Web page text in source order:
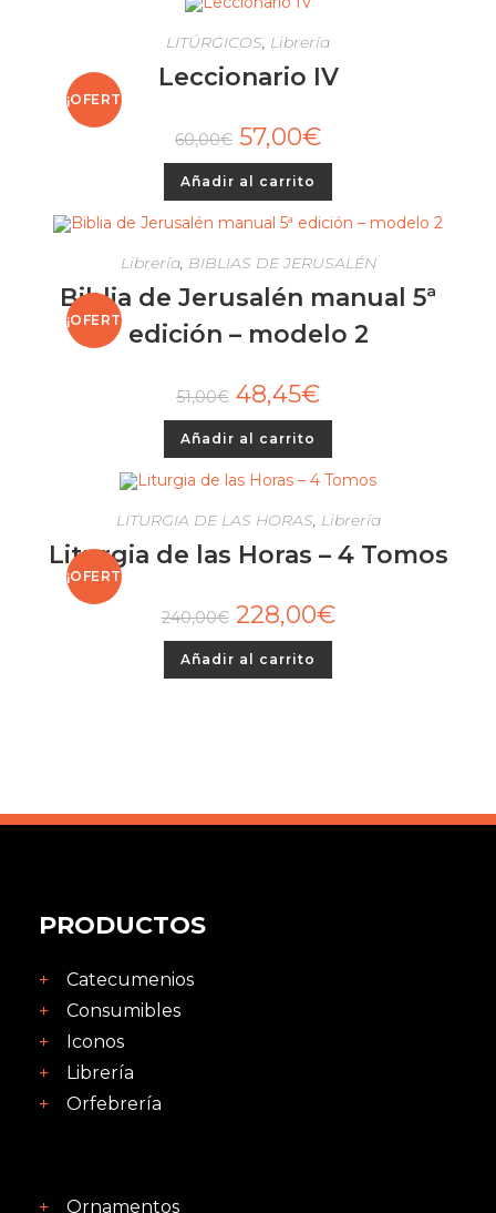
¡OFERT
LITÚRGICOS, Librería
Leccionario IV
60,00€ 57,00€
Añadir al carrito
¡OFERT
Librería, BIBLIAS DE JERUSALÉN
Biblia de Jerusalén manual 5ª
edición – modelo 2
51,00€ 48,45€
Añadir al carrito
¡OFERT
LITURGIA DE LAS HORAS, Librería
Liturgia de las Horas – 4 Tomos
240,00€ 228,00€
Añadir al carrito
PRODUCTOS
Catecumenios
Consumibles
Iconos
Librería
Orfebrería
Ornamentos